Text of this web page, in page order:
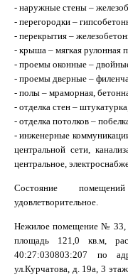
- наружные стены –
- перегородки –
- перекрытия –
- крыша – мягкая рулонная
- проемы оконные –
- проемы дверные –
- полы – мраморная,
- отделка стен –
- отделка потолков –
- инженерные
центральной сети,
центральное,
Состояние
удовлетворительное.
Нежилое помещение № 33,
площадь 121,0 кв.м,
40:27:030803:207 по
ул.Курчатова, д. 19а, 3